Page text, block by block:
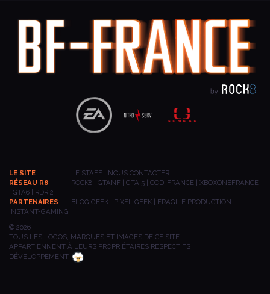
LE SITE LE STAFF
NOUS CONTACTER
RÉSEAU R8
ROCK8 GTANF GTA 5 COD-FRANCE
XBOXONEFRANCE
GTA6
RDR 2
PARTENAIRES
BLOG GEEK PIXEL GEEK FRAGILE PRODUCTION
INSTANT-GAMING
© 2026
TOUS LES LOGOS, MARQUES ET IMAGES DE CE SITE
APPARTIENNENT À LEURS PROPRIÉTAIRES RESPECTIFS
DÉVELOPPEMENT